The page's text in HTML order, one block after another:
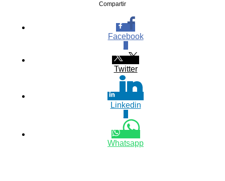
Compartir
Facebook
Twitter
Linkedin
Whatsapp